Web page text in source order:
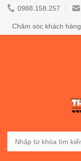
0988.158.257
Chăm sóc khách hàng